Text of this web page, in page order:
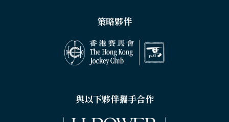
策略夥伴
與以下夥伴攜手合作